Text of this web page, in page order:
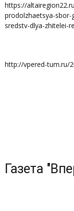
https://
prodolzhaetsya-
sredstv-dlya-zhitelei-
http://vpered-tum.ru/
Газета